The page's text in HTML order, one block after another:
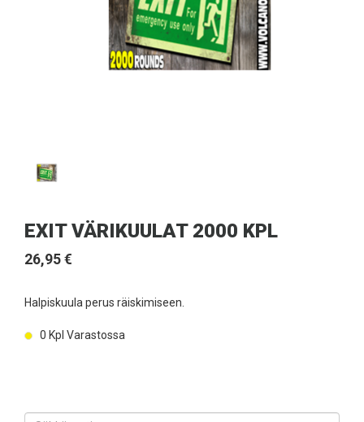
EXIT VÄRIKUULAT 2000 KPL
26,95 €
Halpiskuula perus räiskimiseen.
0 Kpl Varastossa